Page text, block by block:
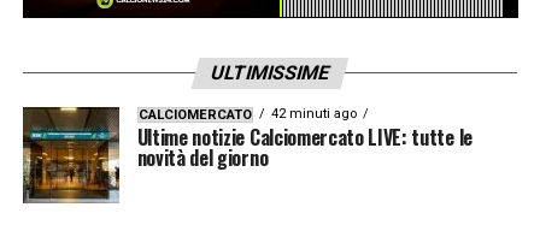
Questa squadra le dà la voglia di
puntellarla?
«Mah…non ho mai perso la voglia. Io la
ULTIMISSIME
CALCIOMERCATO 42 minuti ago
Ultime notizie Calciomercato LIVE: tutte le
novità del giorno